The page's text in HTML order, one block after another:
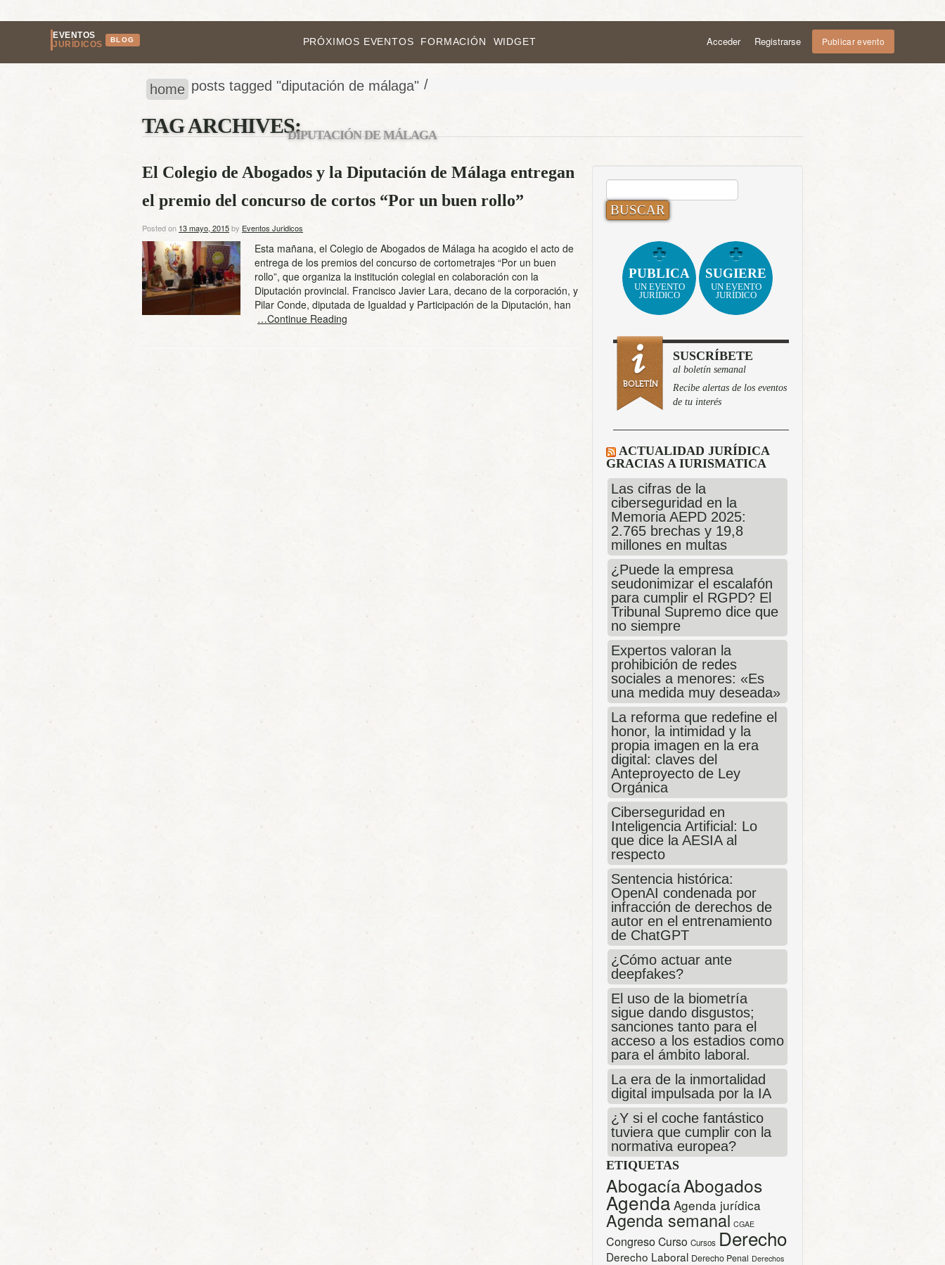
EVENTOS
JURÍDICOS
BLOG PRÓXIMOS EVENTOS FORMACIÓN WIDGET Acceder Registrarse Publicar evento
home /
posts tagged "diputación de málaga"
TAG ARCHIVES:DIPUTACIÓN DE MÁLAGA
El Colegio de Abogados y la Diputación de Málaga entregan
el premio del concurso de cortos “Por un buen rollo”
Posted on 13 mayo, 2015by Eventos Juridicos
Esta mañana, el Colegio de Abogados de Málaga ha acogido el acto de
entrega de los premios del concurso de cortometrajes “Por un buen
rollo”, que organiza la institución colegial en colaboración con la
Diputación provincial. Francisco Javier Lara, decano de la corporación, y
Pilar Conde, diputada de Igualdad y Participación de la Diputación, han
…Continue Reading
BUSCAR:
PUBLICA
UN EVENTO
JURÍDICO
SUGIERE
UN EVENTO
JURÍDICO
SUSCRÍBETE
al boletín semanal
Recibe alertas de los eventos
de tu interés
ACTUALIDAD JURÍDICA
GRACIAS A IURISMATICA
Las cifras de la
ciberseguridad en la
Memoria AEPD 2025:
2.765 brechas y 19,8
millones en multas
¿Puede la empresa
seudonimizar el escalafón
para cumplir el RGPD? El
Tribunal Supremo dice que
no siempre
Expertos valoran la
prohibición de redes
sociales a menores: «Es
una medida muy deseada»
La reforma que redefine el
honor, la intimidad y la
propia imagen en la era
digital: claves del
Anteproyecto de Ley
Orgánica
Ciberseguridad en
Inteligencia Artificial: Lo
que dice la AESIA al
respecto
Sentencia histórica:
OpenAI condenada por
infracción de derechos de
autor en el entrenamiento
de ChatGPT
¿Cómo actuar ante
deepfakes?
El uso de la biometría
sigue dando disgustos;
sanciones tanto para el
acceso a los estadios como
para el ámbito laboral.
La era de la inmortalidad
digital impulsada por la IA
¿Y si el coche fantástico
tuviera que cumplir con la
normativa europea?
ETIQUETAS
AbogacíaAbogados
Agenda Agenda jurídica
Agenda semanal CGAE
CongresoCurso Cursos Derecho
Derecho Laboral Derecho Penal Derechos